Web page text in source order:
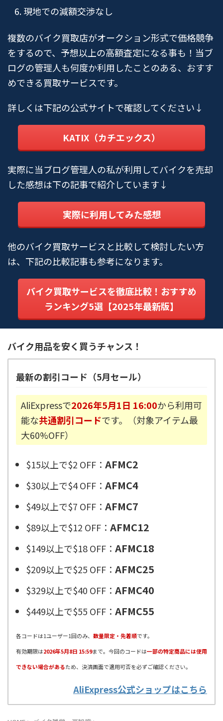
現地での減額交渉なし
複数のバイク買取店がオークション形式で価格競争
をするので、予想以上の高額査定になる事も！当ブ
ログの管理人も何度か利用したことのある、おすす
めできる買取サービスです。
詳しくは下記の公式サイトで確認してください↓
KATIX（カチエックス）
実際に当ブログ管理人の私が利用してバイクを売却
した感想は下の記事で紹介しています↓
実際に利用してみた感想
他のバイク買取サービスと比較して検討したい方
は、下記の比較記事も参考になります。
バイク買取サービスを徹底比較！おすすめ
ランキング5選【2025年最新版】
バイク用品を安く買うチャンス！
最新の割引コード（5月セール）
AliExpressで2026年5月1日 16:00から利用可
能な共通割引コードです。（対象アイテム最
大60%OFF）
$15以上で$2 OFF： AFMC2
$30以上で$4 OFF： AFMC4
$49以上で$7 OFF： AFMC7
$89以上で$12 OFF： AFMC12
$149以上で$18 OFF： AFMC18
$209以上で$25 OFF： AFMC25
$329以上で$40 OFF： AFMC40
$449以上で$55 OFF： AFMC55
各コードは1ユーザー1回のみ、 数量限定・先着順です。
有効期限は2026年5月8日 15:59まで。今回のコードは一部の特定商品には使用
できない場合があるため、決済画面で適用可否を必ずご確認ください。
AliExpress公式ショップはこちら